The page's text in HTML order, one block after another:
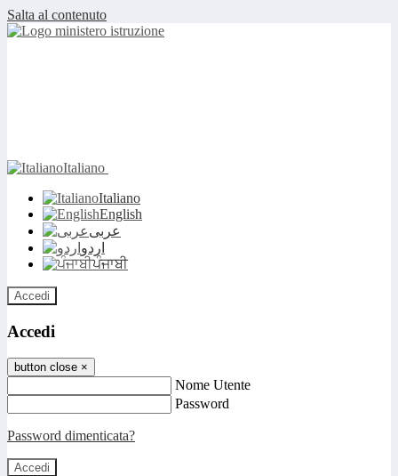
Salta al contenuto
Italiano
Italiano
English
عربى
اردو
ਪੰਜਾਬੀ
Accedi
Accedi
button close ×
Nome Utente
Password
Password dimenticata?